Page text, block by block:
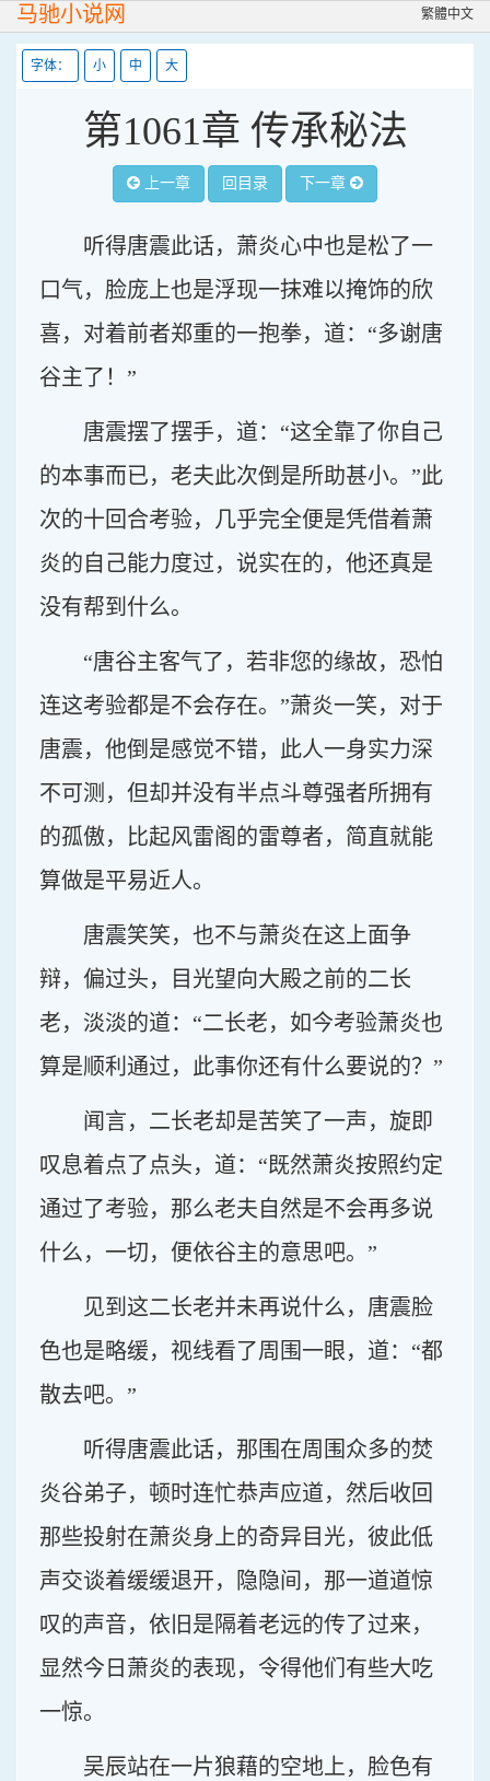
马驰小说网 繁體中文
字体： 小 中 大
第1061章 传承秘法
上一章 回目录 下一章
听得唐震此话，萧炎心中也是松了一
口气，脸庞上也是浮现一抹难以掩饰的欣
喜，对着前者郑重的一抱拳，道：“多谢唐
谷主了！”
唐震摆了摆手，道：“这全靠了你自己
的本事而已，老夫此次倒是所助甚小。”此
次的十回合考验，几乎完全便是凭借着萧
炎的自己能力度过，说实在的，他还真是
没有帮到什么。
“唐谷主客气了，若非您的缘故，恐怕
连这考验都是不会存在。”萧炎一笑，对于
唐震，他倒是感觉不错，此人一身实力深
不可测，但却并没有半点斗尊强者所拥有
的孤傲，比起风雷阁的雷尊者，简直就能
算做是平易近人。
唐震笑笑，也不与萧炎在这上面争
辩，偏过头，目光望向大殿之前的二长
老，淡淡的道：“二长老，如今考验萧炎也
算是顺利通过，此事你还有什么要说的？”
闻言，二长老却是苦笑了一声，旋即
叹息着点了点头，道：“既然萧炎按照约定
通过了考验，那么老夫自然是不会再多说
什么，一切，便依谷主的意思吧。”
见到这二长老并未再说什么，唐震脸
色也是略缓，视线看了周围一眼，道：“都
散去吧。”
听得唐震此话，那围在周围众多的焚
炎谷弟子，顿时连忙恭声应道，然后收回
那些投射在萧炎身上的奇异目光，彼此低
声交谈着缓缓退开，隐隐间，那一道道惊
叹的声音，依旧是隔着老远的传了过来，
显然今日萧炎的表现，令得他们有些大吃
一惊。
吴辰站在一片狼藉的空地上，脸色有